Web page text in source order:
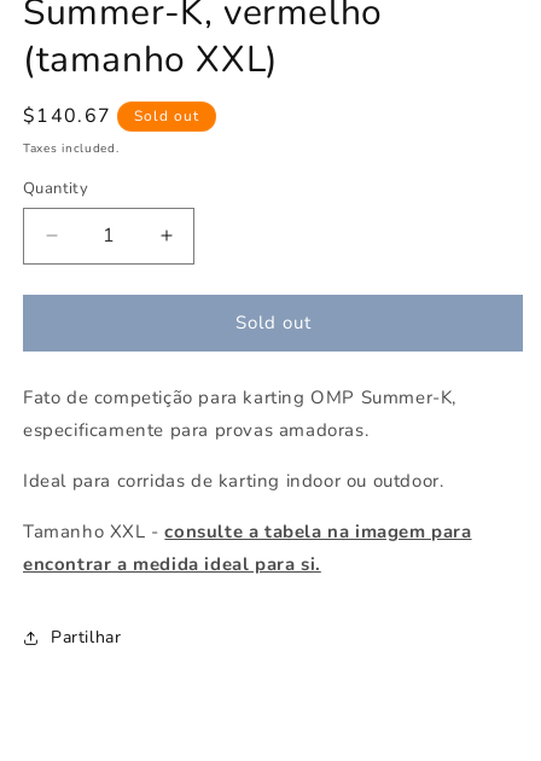
Summer-K, vermelho
(tamanho XXL)
Regular
price
$140.67 Sold out
Taxes included.
Quantity
Decrease
quantity
for
de
OMP
Summer-
vermelho
XXL)
Increase
quantity
for
de
OMP
Summer-
vermelho
XXL)
Sold out
Fato de competição para karting OMP Summer-K,
especificamente para provas amadoras.
Ideal para corridas de karting indoor ou outdoor.
Tamanho XXL -consulte a tabela na imagem para
encontrar a medida ideal para si.
Partilhar